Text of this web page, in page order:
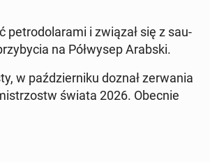
pe­tro­do­la­ra­mi i związał się z sau­
na Pół­wy­sep Arabski.
w paź­dzier­ni­ku doznał ze­rwa­nia
świata 2026. Obecnie